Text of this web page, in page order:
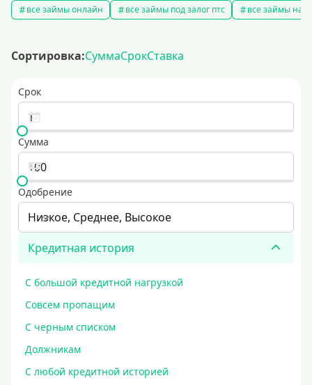
все займы онлайн все займы под залог птс все займы на
Сортировка:СуммаСрокСтавка
Срок
Сумма
Одобрение
Низкое, Среднее, Высокое
Кредитная история
С большой кредитной нагрузкой
Совсем пропащим
С черным списком
Должникам
С любой кредитной историей